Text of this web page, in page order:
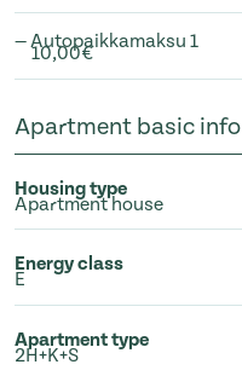
— Autopaikkamaksu 1
10,00€
Apartment basic info
Housing type
Apartment house
Energy class
E
Apartment type
2H+K+S